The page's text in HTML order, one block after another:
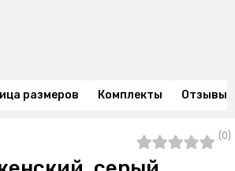
размеров Комплекты Отзывы
(0)